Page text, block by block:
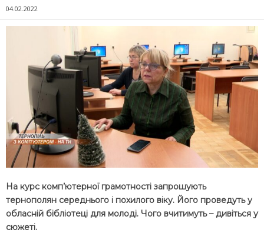
04.02.2022
На курс комп’ютерної грамотності запрошують
тернополян середнього і похилого віку. Його проведуть у
обласній бібліотеці для молоді. Чого вчитимуть – дивіться у
сюжеті.